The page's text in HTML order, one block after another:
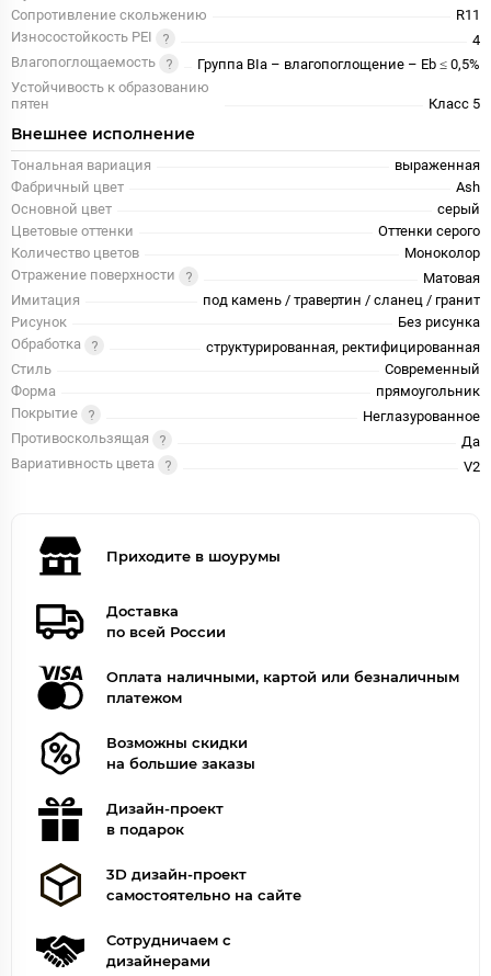
Сопротивление скольжению
R11
Износостойкость PEI
4
Влагопоглощаемость
Группа BIa – влагопоглощение – Eb ≤ 0,5%
Устойчивость к образованию
пятен
Класс 5
Внешнее исполнение
Тональная вариация
выраженная
Фабричный цвет
Ash
Основной цвет
серый
Цветовые оттенки
Оттенки серого
Количество цветов
Моноколор
Отражение поверхности
Матовая
Имитация
под камень / травертин / сланец / гранит
Рисунок
Без рисунка
Обработка
структурированная, ректифицированная
Стиль
Современный
Форма
прямоугольник
Покрытие
Неглазурованное
Противоскользящая
Да
Вариативность цвета
V2
Приходите в шоурумы
Доставка
по всей России
Оплата наличными, картой или безналичным
платежом
Возможны скидки
на большие заказы
Дизайн-проект
в подарок
3D дизайн-проект
самостоятельно на сайте
Сотрудничаем с
дизайнерами